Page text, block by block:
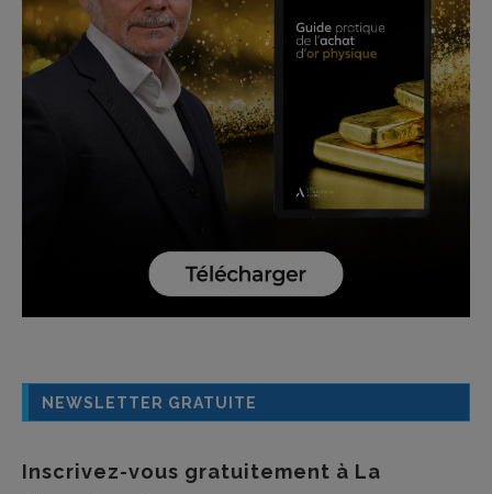
NEWSLETTER GRATUITE
Inscrivez-vous gratuitement à La